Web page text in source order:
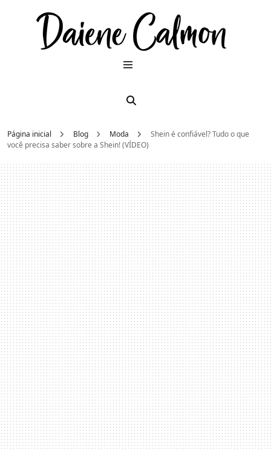
Página inicial Blog Moda
Shein é confiável? Tudo o que
você precisa saber sobre a Shein! (VÍDEO)